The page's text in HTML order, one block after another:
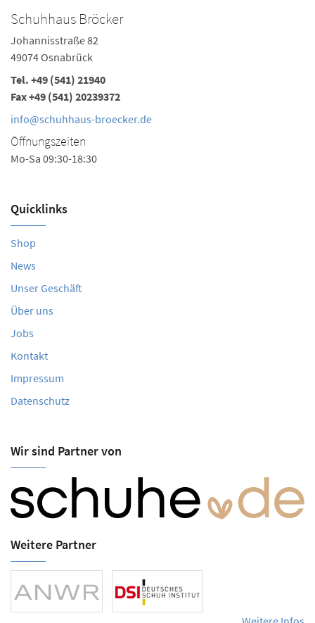
Schuhhaus Bröcker
Johannisstraße 82
49074 Osnabrück
Tel. +49 (541) 21940
Fax +49 (541) 20239372
info@schuhhaus-broecker.de
Öffnungszeiten
Mo-Sa 09:30-18:30
Quicklinks
Shop
News
Unser Geschäft
Über uns
Jobs
Kontakt
Impressum
Datenschutz
Wir sind Partner von
Weitere Partner